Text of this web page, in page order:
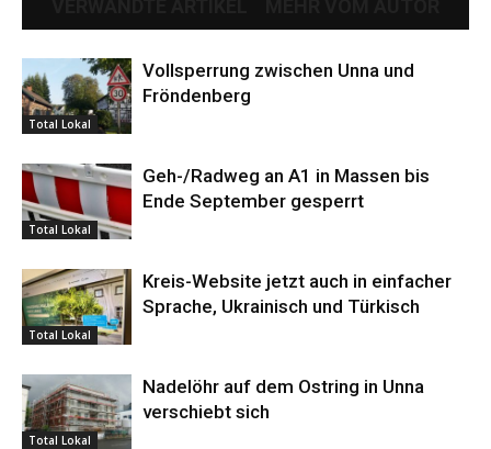
Total Lokal
Vollsperrung zwischen Unna und
Fröndenberg
Total Lokal
Geh-/Radweg an A1 in Massen bis
Ende September gesperrt
Total Lokal
Kreis-Website jetzt auch in einfacher
Sprache, Ukrainisch und Türkisch
Total Lokal
Nadelöhr auf dem Ostring in Unna
verschiebt sich